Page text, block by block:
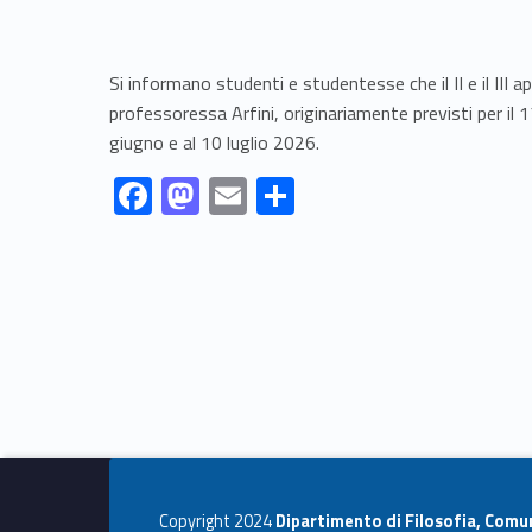
Si informano studenti e studentesse che il II e il III
professoressa Arfini, originariamente previsti per il
giugno e al 10 luglio 2026.
Link identifier #identifier__118367-1
F
ac
Link identifier #identifier__81628-2 M
as
Link identifier #identifier__88537-3 E
m
Link identifier #identifier__107794-4
Copyright 2024Dipartimento di Filosofia,